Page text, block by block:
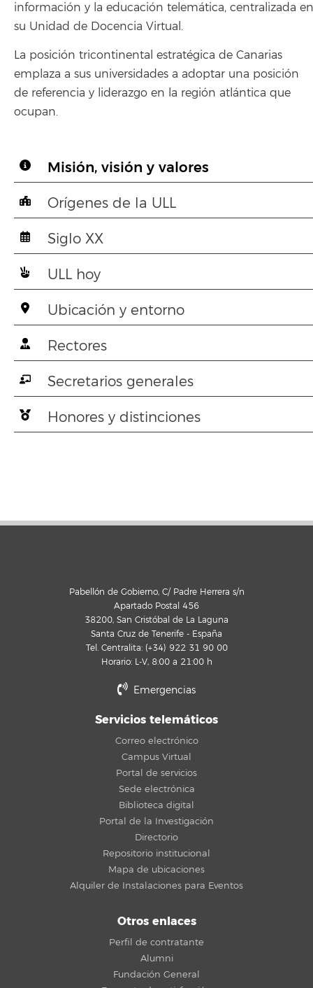
información y la educación telemática, centralizada en
su Unidad de Docencia Virtual.
La posición tricontinental estratégica de Canarias
emplaza a sus universidades a adoptar una posición
de referencia y liderazgo en la región atlántica que
ocupan.
Misión, visión y valores
Orígenes de la ULL
Siglo XX
ULL hoy
Ubicación y entorno
Rectores
Secretarios generales
Honores y distinciones
Pabellón de Gobierno, C/ Padre Herrera s/n
Apartado Postal 456
38200, San Cristóbal de La Laguna
Santa Cruz de Tenerife - España
Tel. Centralita: (+34) 922 31 90 00
Horario: L-V, 8:00 a 21:00 h
Emergencias
Servicios telemáticos
Correo electrónico
Campus Virtual
Portal de servicios
Sede electrónica
Biblioteca digital
Portal de la Investigación
Directorio
Repositorio institucional
Mapa de ubicaciones
Alquiler de Instalaciones para Eventos
Otros enlaces
Perfil de contratante
Alumni
Fundación General